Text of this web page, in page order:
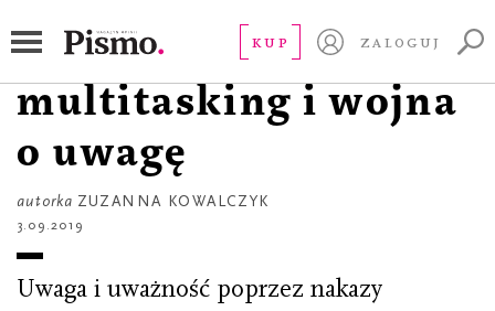
KUP ZALOGUJ
Internetowa papka,
multitasking i wojna
o uwagę
autorka ZUZANNA KOWALCZYK
3.09.2019
Uwaga i uważność poprzez nakazy